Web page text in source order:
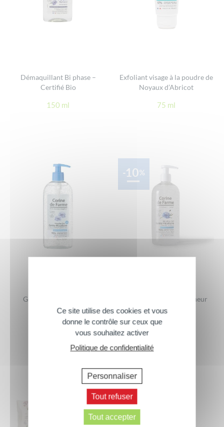
Démaquillant Bi phase –
Certifié Bio
150 ml
Exfoliant visage à la poudre de
Noyaux d’Abricot
75 ml
Gelée Micellaire 3 en 1
400 ml
Gelée Micellaire Fraîcheur
500 ml
Ce site utilise des cookies et vous
donne le contrôle sur ceux que
vous souhaitez activer
Politique de confidentialité
Personnaliser
Tout refuser
Tout accepter